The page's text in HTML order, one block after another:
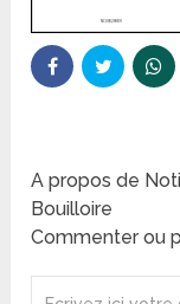
A propos de
Bouilloire
Commenter ou